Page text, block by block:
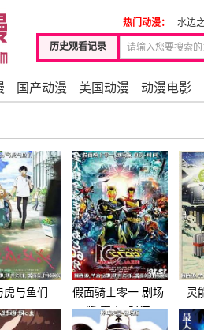
历史观看记录
热门动漫： 水边
国产动漫 美国动漫 动漫电影
虎与鱼们
假面骑士零一 剧场
版 真实×时间
灵